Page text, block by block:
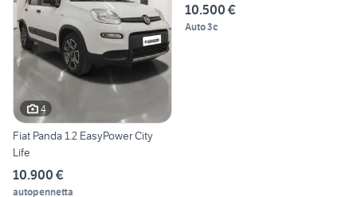
4
Fiat Panda 1.2 EasyPower City
Life
10.900 €
autopennetta
10.500 €
Auto 3c